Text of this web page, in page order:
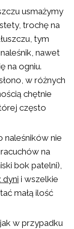
usmażymy
trochę na
tym
nawet
na ogniu.
w różnych
chętnie
często
naleśników nie
na
bok patelni),
dyni i wszelkie
małą ilość
w przypadku